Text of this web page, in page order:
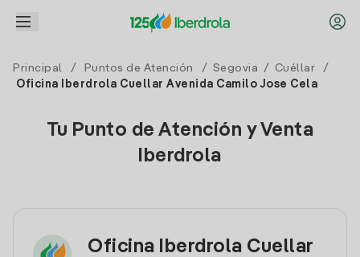
Principal / Puntos de Atención / Segovia / Cuéllar
/
Oficina Iberdrola Cuellar Avenida Camilo Jose Cela
Tu Punto de Atención y Venta
Iberdrola
Oficina Iberdrola Cuellar